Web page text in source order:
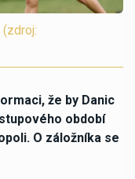
(zdroj:
že by Danic
období
O záložníka se